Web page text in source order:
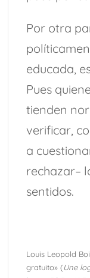
Por otra
educada,
Pues
tienden
verificar,
a
rechazar–
sentidos.
Louis Leopold
gratuito» (Une